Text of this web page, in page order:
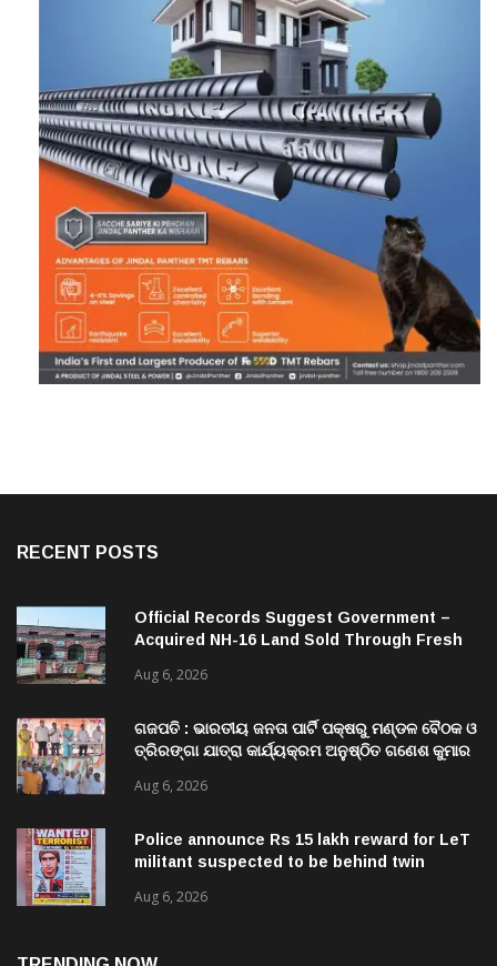
RECENT POSTS
Official Records Suggest Government –
Acquired NH-16 Land Sold Through Fresh
Revenue Lapses.
Aug 6, 2026
ଗଜପତି : ଭାରତୀୟ ଜନତା ପାର୍ଟି ପକ୍ଷରୁ ମଣ୍ଡଳ ବୈଠକ ଓ
ତ୍ରିରଙ୍ଗା ଯାତ୍ରା କାର୍ଯ୍ୟକ୍ରମ ଅନୁଷ୍ଠିତ ଗଣେଶ କୁମାର
Aug 6, 2026
Police announce Rs 15 lakh reward for LeT
militant suspected to be behind twin
Aug 6, 2026